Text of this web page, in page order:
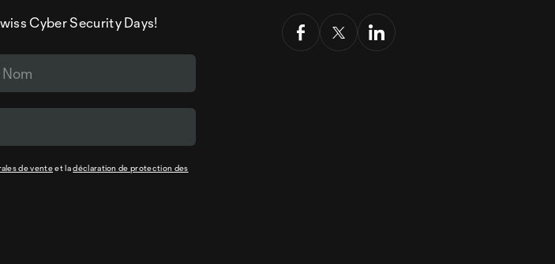
Cyber Security Days!
de venteet ladéclaration de protection des